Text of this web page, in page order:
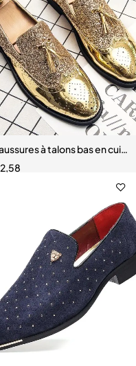
hommesà talons bas en cuir